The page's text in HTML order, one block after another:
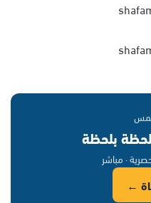
بلحظة بلحظة
حصرية · مباشر
←